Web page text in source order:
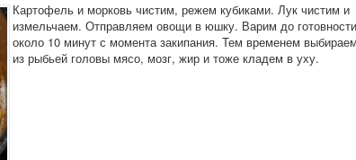
Картофель и морковь чистим, режем кубиками. Лук чистим и
измельчаем. Отправляем овощи в юшку. Варим до
около 10 минут с момента закипания. Тем временем
из рыбьей головы мясо, мозг, жир и тоже кладем в уху.